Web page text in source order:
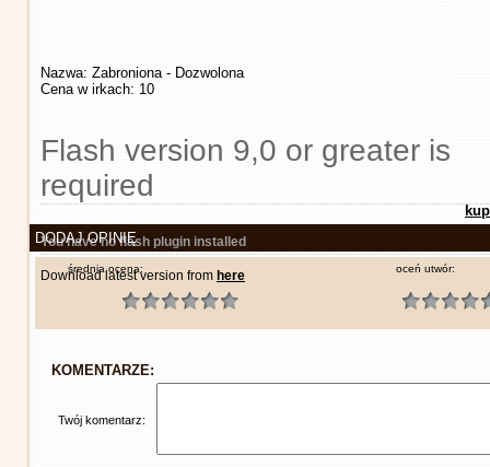
Nazwa: Zabroniona - Dozwolona
Cena w irkach: 10
Flash version 9,0 or greater is
required
You have no flash plugin installed
Download latest version from here
DODAJ OPINIĘ
średnia ocena: oceń utwór:
KOMENTARZE:
Twój komentarz: